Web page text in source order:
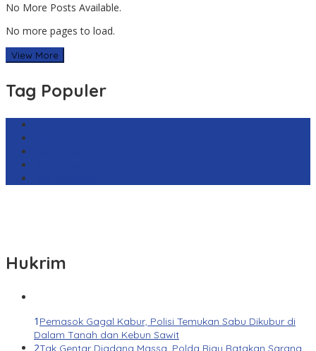
No More Posts Available.
No more pages to load.
View More
Tag Populer
Hukrim
1 Pemasok Gagal Kabur, Polisi Temukan Sabu Dikubur di
Dalam Tanah dan Kebun Sawit
2Tak Gentar Diadang Massa, Polda Riau Ratakan Sarana